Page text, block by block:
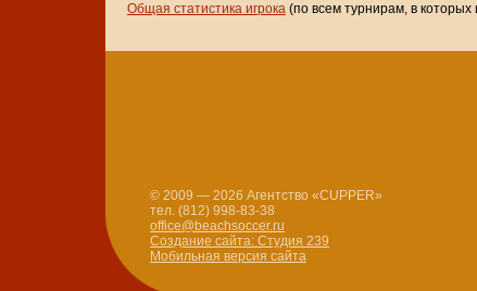
Общая статистика игрока (по всем турнирам, в которых
© 2009 — 2026 Агентство «CUPPER»
тел. (812) 998-83-38
office@beachsoccer.ru
Создание сайта: Студия 239
Мобильная версия сайта